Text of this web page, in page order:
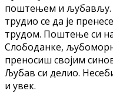
поштењем и љубављу.
трудио се да је
трудом. Поштење си
Слободанке,
преносиш својим
Љубав си делио.
и увек.